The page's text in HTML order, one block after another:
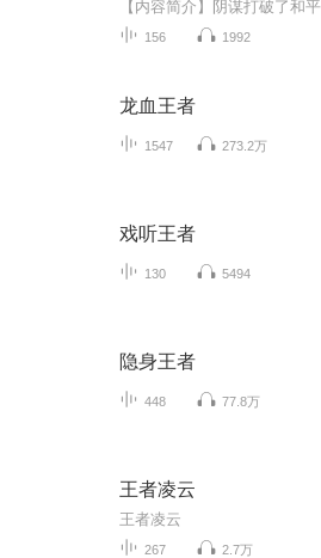
156 1992
龙血王者
1547 273.2万
戏听王者
130 5494
隐身王者
448 77.8万
王者凌云
王者凌云
267 2.7万